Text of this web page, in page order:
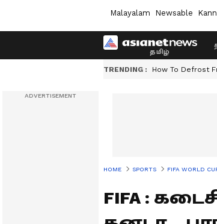
Malayalam Newsable
TRENDING : How To Defrost
HOME SPORTS FIFA WORLD
FIFA :